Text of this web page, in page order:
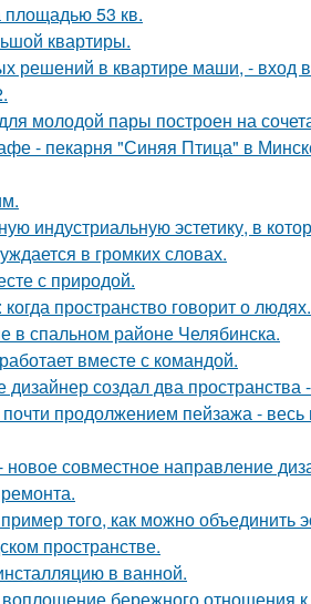
площадью 53 кв.
квартиры.
решений в квартире маши, - вход в
молодой пары построен на
- пекарня "Синяя Птица" в
индустриальную эстетику, в
в громких словах.
с природой.
пространство говорит о людях.
в спальном районе Челябинска.
вместе с командой.
создал два
продолжением пейзажа - весь
совместное направление
того, как можно объединить
пространстве.
в ванной.